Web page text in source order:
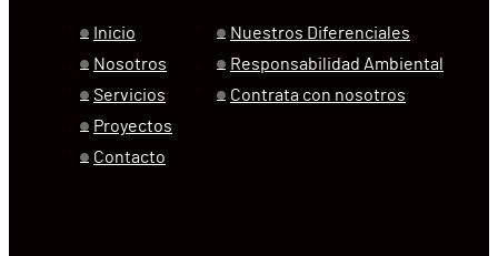
Inicio
Nosotros
Servicios
Proyectos
Contacto
Nuestros Diferenciales
Responsabilidad Ambiental
Contrata con nosotros